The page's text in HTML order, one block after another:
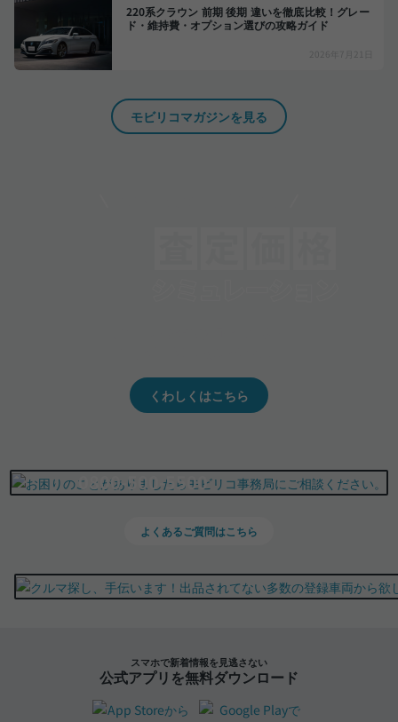
220系クラウン 前期 後期 違いを徹底比較！グレー
ド・維持費・オプション選びの攻略ガイド
2026年7月21日
モビリコマガジンを見る
くわしくはこちら
0800-500-5500
よくあるご質問はこちら
スマホで新着情報を見逃さない
公式アプリを無料ダウンロード